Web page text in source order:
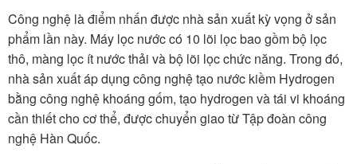
Công nghệ là điểm nhấn được nhà sản xuất kỳ vọng ở sản
phẩm lần này. Máy lọc nước có 10 lõi lọc bao gồm bộ lọc
thô, màng lọc ít nước thải và bộ lõi lọc chức năng. Trong đó,
nhà sản xuất áp dụng công nghệ tạo nước kiềm Hydrogen
bằng công nghệ khoáng gốm, tạo hydrogen và tái vi khoáng
cần thiết cho cơ thể, được chuyển giao từ Tập đoàn công
nghệ Hàn Quốc.